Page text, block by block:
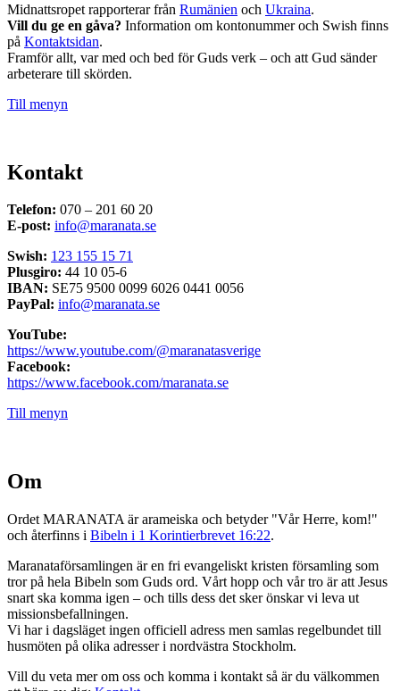
Midnattsropet rapporterar från Rumänien och Ukraina.
Vill du ge en gåva? Information om kontonummer och Swish finns
på Kontaktsidan.
Framför allt, var med och bed för Guds verk – och att Gud sänder
arbeterare till skörden.
Till menyn
Kontakt
Telefon: 070 – 201 60 20
E-post: info@maranata.se
Swish: 123 155 15 71
Plusgiro: 44 10 05-6
IBAN: SE75 9500 0099 6026 0441 0056
PayPal: info@maranata.se
YouTube:
https://www.youtube.com/@maranatasverige
Facebook:
https://www.facebook.com/maranata.se
Till menyn
Om
Ordet MARANATA är arameiska och betyder "Vår Herre, kom!"
och återfinns i Bibeln i 1 Korintierbrevet 16:22.
Maranataförsamlingen är en fri evangeliskt kristen församling som
tror på hela Bibeln som Guds ord. Vårt hopp och vår tro är att Jesus
snart ska komma igen – och tills dess det sker önskar vi leva ut
missionsbefallningen.
Vi har i dagsläget ingen officiell adress men samlas regelbundet till
husmöten på olika adresser i nordvästra Stockholm.
Vill du veta mer om oss och komma i kontakt så är du välkommen